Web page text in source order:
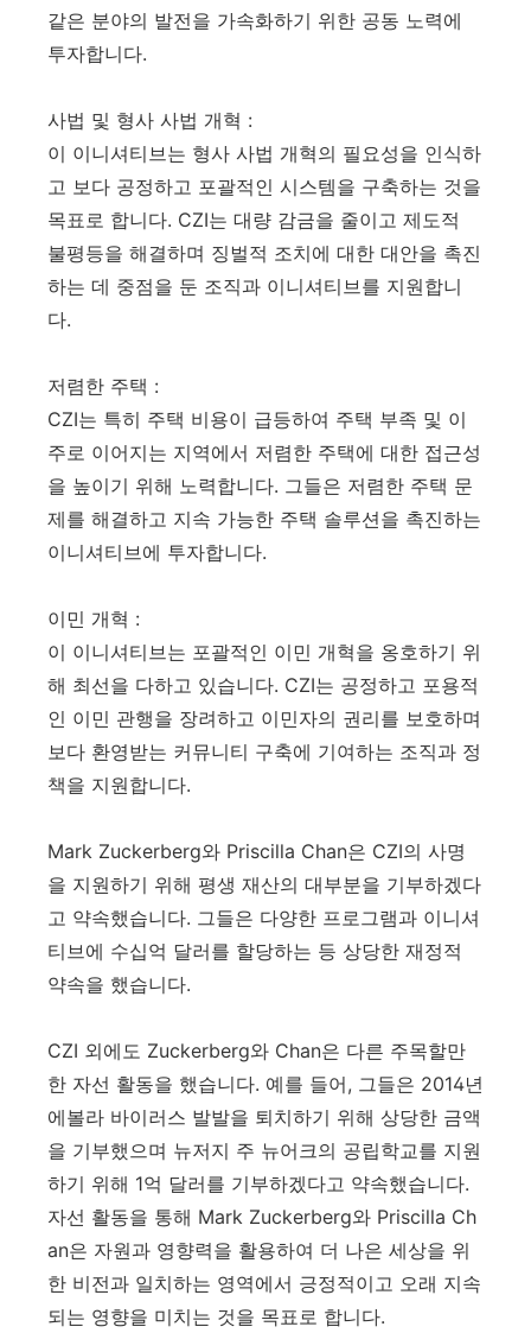
같은 분야의 발전을 가속화하기 위한 공동 노력에
투자합니다.
사법 및 형사 사법 개혁 :
이 이니셔티브는 형사 사법 개혁의 필요성을 인식하
고 보다 공정하고 포괄적인 시스템을 구축하는 것을
목표로 합니다. CZI는 대량 감금을 줄이고 제도적
불평등을 해결하며 징벌적 조치에 대한 대안을 촉진
하는 데 중점을 둔 조직과 이니셔티브를 지원합니
다.
저렴한 주택 :
CZI는 특히 주택 비용이 급등하여 주택 부족 및 이
주로 이어지는 지역에서 저렴한 주택에 대한 접근성
을 높이기 위해 노력합니다. 그들은 저렴한 주택 문
제를 해결하고 지속 가능한 주택 솔루션을 촉진하는
이니셔티브에 투자합니다.
이민 개혁 :
이 이니셔티브는 포괄적인 이민 개혁을 옹호하기 위
해 최선을 다하고 있습니다. CZI는 공정하고 포용적
인 이민 관행을 장려하고 이민자의 권리를 보호하며
보다 환영받는 커뮤니티 구축에 기여하는 조직과 정
책을 지원합니다.
Mark Zuckerberg와 Priscilla Chan은 CZI의 사명
을 지원하기 위해 평생 재산의 대부분을 기부하겠다
고 약속했습니다. 그들은 다양한 프로그램과 이니셔
티브에 수십억 달러를 할당하는 등 상당한 재정적
약속을 했습니다.
CZI 외에도 Zuckerberg와 Chan은 다른 주목할만
한 자선 활동을 했습니다. 예를 들어, 그들은 2014년
에볼라 바이러스 발발을 퇴치하기 위해 상당한 금액
을 기부했으며 뉴저지 주 뉴어크의 공립학교를 지원
하기 위해 1억 달러를 기부하겠다고 약속했습니다.
자선 활동을 통해 Mark Zuckerberg와 Priscilla Ch
an은 자원과 영향력을 활용하여 더 나은 세상을 위
한 비전과 일치하는 영역에서 긍정적이고 오래 지속
되는 영향을 미치는 것을 목표로 합니다.